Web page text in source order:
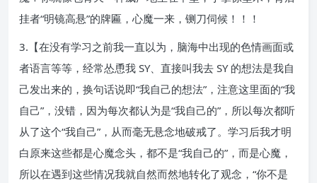
挂者“明镜高悬”的牌匾，心魔一来，铡刀伺候！！！
3.【在没有学习之前我一直以为，脑海中出现的色情画面或
者语言等等，经常怂恿我 SY、直接叫我去 SY 的想法是我自
己发出来的，换句话说即“我自己的想法”，注意这里面的“我
自己”，没错，因为每次都认为是“我自己的”，所以每次都听
从了这个“我自己”，从而毫无悬念地破戒了。学习后我才明
白原来这些都是心魔念头，都不是“我自己的”，而是心魔，
所以在遇到这些情况我就自然而然地转化了观念，“你不是